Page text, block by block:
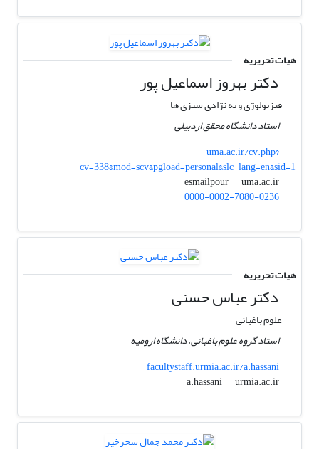
هیات تحریریه
دکتر بهروز اسماعیل پور
فیزیولوژی و به نژادی سبزی ها
استاد دانشگاه محقق اردبیلی
uma.ac.ir/cv.php?
cv=338&mod=scv&pgload=personal&slc_lang=en&sid=1
esmailpour
uma.ac.ir
0000-0002-7080-0236
هیات تحریریه
دکتر عباس حسنی
علوم باغبانی
استاد گروه علوم باغبانی، دانشگاه ارومیه
facultystaff.urmia.ac.ir/a.hassani
a.hassani
urmia.ac.ir